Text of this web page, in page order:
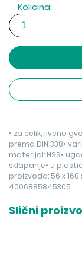
Kolicina:
• za čelik; liveno
prema DIN 338•
materijal: HSS•
sklapanje• u
proizvoda: 56 x 160
4006885845305
Slični